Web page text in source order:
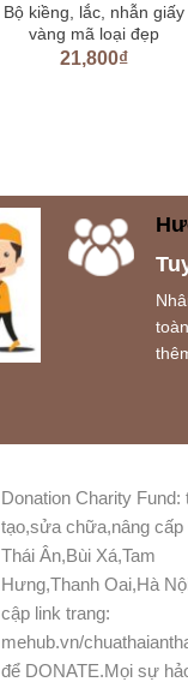
Bộ kiềng, lắc, nhẫn giấy
vàng mã loại đẹp
21,800₫
Donation Charity Fund:
tạo,sửa chữa,nâng cấp
Thái Ân,Bùi Xá,Tam
Hưng,Thanh Oai,Hà
cập link trang:
mehub.vn/
để DONATE.Mọi sự